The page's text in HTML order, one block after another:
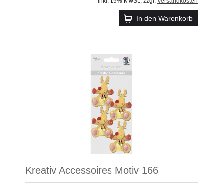
In den Warenkorb
Kreativ Accessoires Motiv 166